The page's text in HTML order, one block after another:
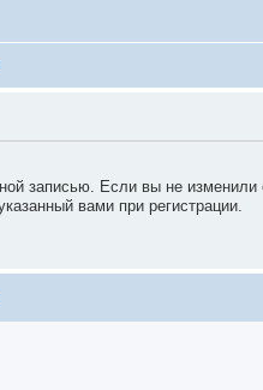
записью. Если вы не изменили
вами при регистрации.